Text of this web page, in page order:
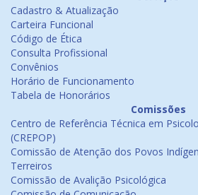
Cadastro & Atualização
Carteira Funcional
Código de Ética
Consulta Profissional
Convênios
Horário de Funcionamento
Tabela de Honorários
Comissões
Centro de Referência Técnica em
(CREPOP)
Comissão de Atenção dos Povos
Terreiros
Comissão de Avalição Psicológica